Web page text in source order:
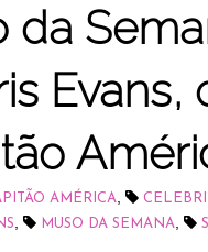
da
Evans,
AMÉRICA,
, MUSO DA SEMANA,